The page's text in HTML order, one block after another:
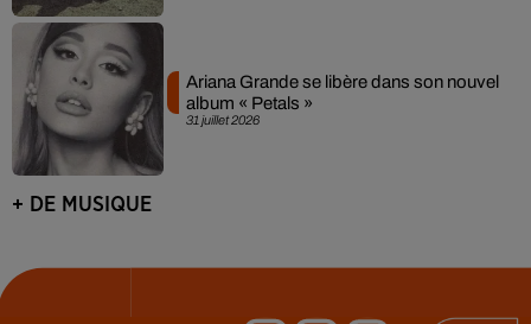
31 juillet 2026
Ariana Grande se libère dans son nouvel
album « Petals »
+ DE MUSIQUE